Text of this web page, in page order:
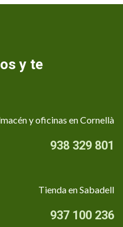
y te
y oficinas en Cornellà
938 329 801
Tienda en Sabadell
937 100 236